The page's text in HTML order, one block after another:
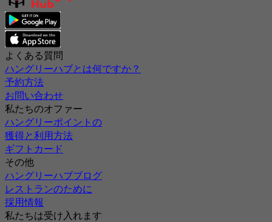
よくある質問
ハングリーハブとは何ですか？
予約方法
お問い合わせ
私たちのオファー
ハングリーポイントの
獲得と利用方法
ギフトカード
その他
ハングリーハブブログ
レストランのために
採用情報
私たちは受け入れます